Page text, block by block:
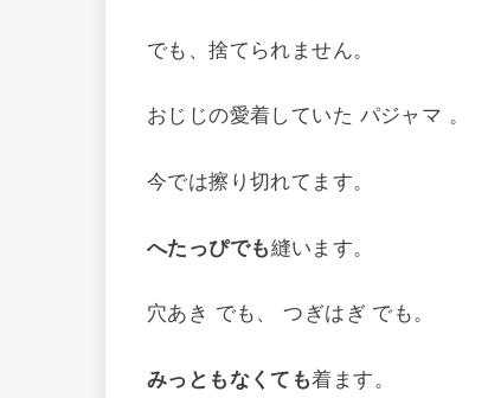
でも、捨てられません。
おじじの愛着していた パジャマ 。
今では擦り切れてます。
へたっぴでも縫います。
穴あき でも、 つぎはぎ でも。
みっともなくても着ます。